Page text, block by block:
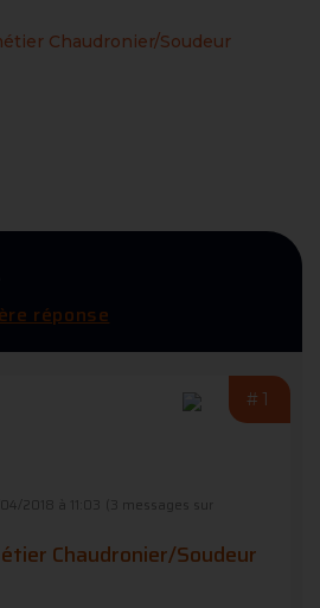
Chaudronier/Soudeur
réponse
#1
2018 à 11:03
(3 messages sur
Chaudronier/Soudeur